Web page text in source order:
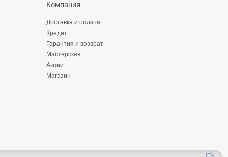
Компания
Доставка и оплата
Кредит
Гарантия и возврат
Мастерская
Акции
Магазин